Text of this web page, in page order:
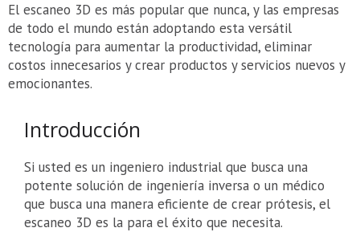
El escaneo 3D es más popular que nunca, y las empresas
de todo el mundo están adoptando esta versátil
tecnología para aumentar la productividad, eliminar
costos innecesarios y crear productos y servicios nuevos y
emocionantes.
Introducción
Si usted es un ingeniero industrial que busca una
potente solución de ingeniería inversa o un médico
que busca una manera eficiente de crear prótesis, el
escaneo 3D es la para el éxito que necesita.